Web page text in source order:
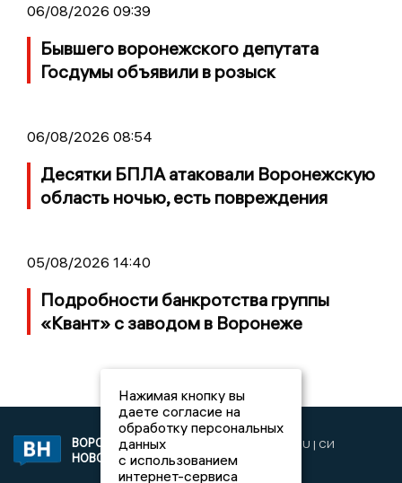
06/08/2026 09:39
Бывшего воронежского депутата
Госдумы объявили в розыск
06/08/2026 08:54
Десятки БПЛА атаковали Воронежскую
область ночью, есть повреждения
05/08/2026 14:40
Подробности банкротства группы
«Квант» с заводом в Воронеже
ВОРОНЕЖСКИЕ
НОВОСТИ
2019 © VORONEZHNEWS.RU | СИ
«Воронежские новости»
Нажимая кнопку вы
даете согласие на
обработку персональных
данных
с использованием
интернет-сервиса